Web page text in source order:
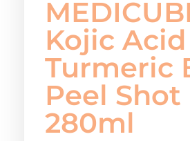
Kojic Acid
Turmeric
Peel Shot
280ml